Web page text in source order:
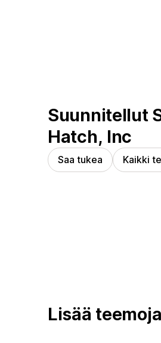
Suunnitellut
Hatch, Inc
Saa tukea Kaikki
Lisää